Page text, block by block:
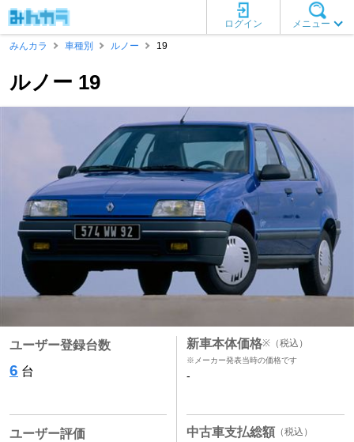
メニュー
ログイン
みんカラ
車種別 ルノー 19
ルノー 19
ユーザー登録台数
6 台
ユーザー評価
新車本体価格※ （税込）
※メーカー発表当時の価格です
-
中古車支払総額 （税込）